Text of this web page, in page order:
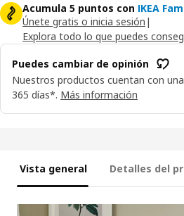
Acumula 5 puntos con IKEA
Únete gratis o inicia sesión |
Explora todo lo que puedes
Puedes cambiar de opinión
Nuestros productos cuentan con
365 días*. Más información
Vista general Detalles del